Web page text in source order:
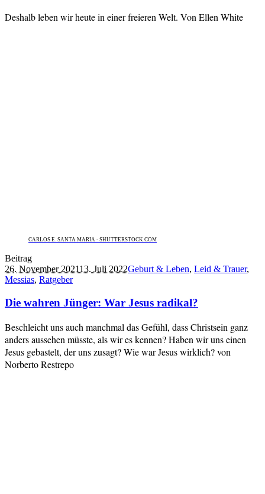
Deshalb leben wir heute in einer freieren Welt. Von Ellen White
CARLOS E. SANTA MARIA - SHUTTERSTOCK.COM
Beitrag
26. November 202113. Juli 2022Geburt & Leben, Leid & Trauer,
Messias, Ratgeber
Die wahren Jünger: War Jesus radikal?
Beschleicht uns auch manchmal das Gefühl, dass Christsein ganz
anders aussehen müsste, als wir es kennen? Haben wir uns einen
Jesus gebastelt, der uns zusagt? Wie war Jesus wirklich? von
Norberto Restrepo